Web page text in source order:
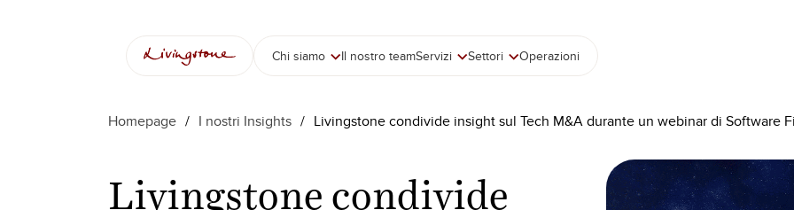
Chi siamo Il nostro teamServizi Settori Operazioni
Homepage / I nostri Insights / Livingstone condivide insight sul Tech M&A durante un webinar di Software
Livingstone condivide